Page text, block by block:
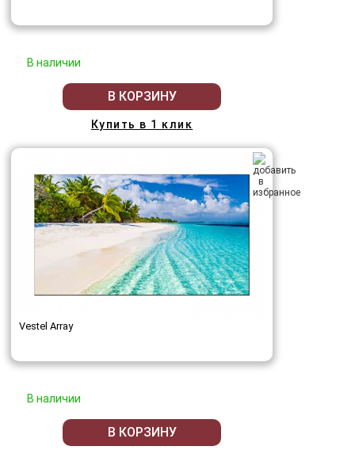
В наличии
В КОРЗИНУ
Купить в 1 клик
Vestel Array
В наличии
В КОРЗИНУ